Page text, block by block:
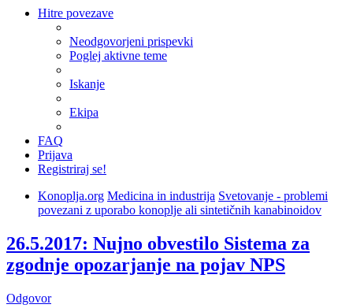
Hitre povezave
Neodgovorjeni prispevki
Poglej aktivne teme
Iskanje
Ekipa
FAQ
Prijava
Registriraj se!
Konoplja.org Medicina in industrija Svetovanje - problemi
povezani z uporabo konoplje ali sintetičnih kanabinoidov
26.5.2017: Nujno obvestilo Sistema za
zgodnje opozarjanje na pojav NPS
Odgovor